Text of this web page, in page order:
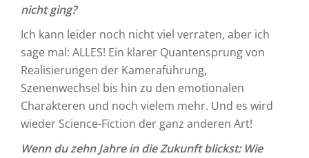
nicht ging?
Ich kann leider noch nicht viel verraten, aber ich
sage mal: ALLES! Ein klarer Quantensprung von
Realisierungen der Kameraführung,
Szenenwechsel bis hin zu den emotionalen
Charakteren und noch vielem mehr. Und es wird
wieder Science-Fiction der ganz anderen Art!
Wenn du zehn Jahre in die Zukunft blickst: Wie